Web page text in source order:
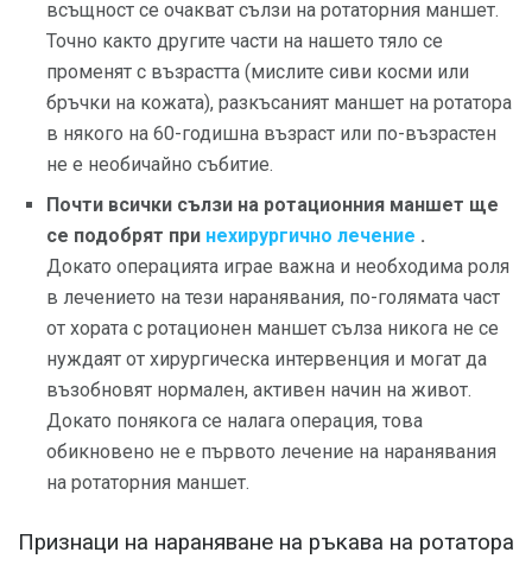
всъщност се очакват сълзи на ротаторния маншет.
Точно както другите части на нашето тяло се
променят с възрастта (мислите сиви косми или
бръчки на кожата), разкъсаният маншет на ротатора
в някого на 60-годишна възраст или по-възрастен
не е необичайно събитие.
Почти всички сълзи на ротационния маншет ще
се подобрят при нехирургично лечение .
Докато операцията играе важна и необходима роля
в лечението на тези наранявания, по-голямата част
от хората с ротационен маншет сълза никога не се
нуждаят от хирургическа интервенция и могат да
възобновят нормален, активен начин на живот.
Докато понякога се налага операция, това
обикновено не е първото лечение на наранявания
на ротаторния маншет.
Признаци на нараняване на ръкава на ротатора